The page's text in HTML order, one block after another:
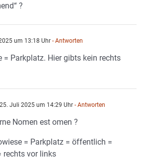
?
um 13:18 Uhr - Antworten
= Parkplatz. Hier gibts kein rechts
25. Juli 2025 um 14:29 Uhr - Antworten
Nomen est omen ?
= Parkplatz = öffentlich =
rechts vor links